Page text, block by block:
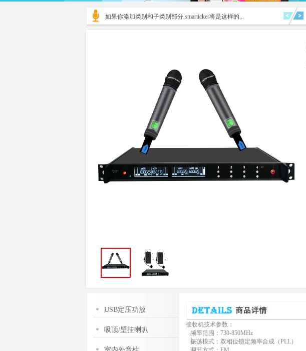
如果你添加类别和子类别部分,smarticker将是这样的...
USB定压功放
吸顶/壁挂喇叭
接收机技术参数：
频率范围：730-850MHz
振荡模式：双相位锁定频率合成（PLL）